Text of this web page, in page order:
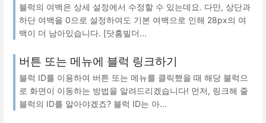
블럭의 여백은 상세 설정에서 수정할 수 있는데요. 다만, 상단과
하단 여백을 0으로 설정하여도 기본 여백으로 인해 28px의 여
백이 더 남아있습니다. [닷홈빌더...
버튼 또는 메뉴에 블럭 링크하기
블럭 ID를 이용하여 버튼 또는 메뉴를 클릭했을 때 해당 블럭으
로 화면이 이동하는 방법을 알려드리겠습니다! 먼저, 링크해 줄
블럭의 ID를 알아야겠죠? 블럭 ID는 아...